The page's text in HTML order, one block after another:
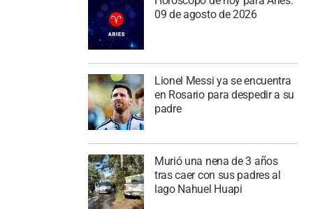
09 de agosto de 2026
Lionel Messi ya se encuentra
en Rosario para despedir a su
padre
Murió una nena de 3 años
tras caer con sus padres al
lago Nahuel Huapi